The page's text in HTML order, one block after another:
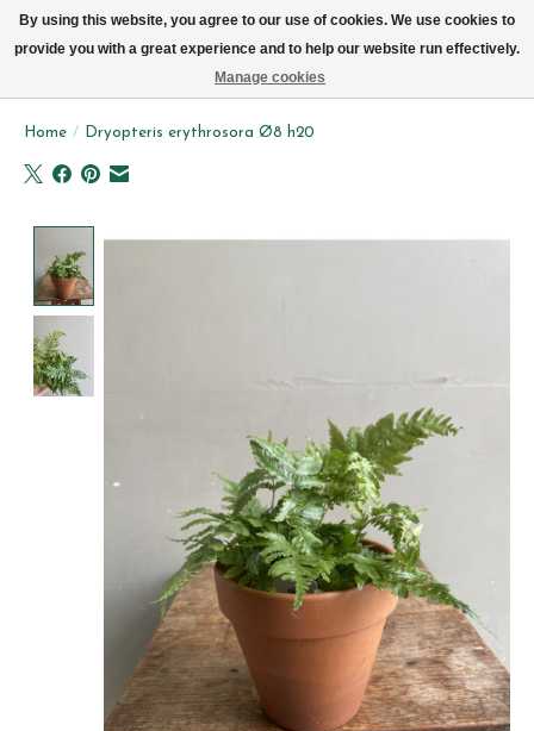
Home / Dryopteris erythrosora Ø8 h20
Product image slideshow Items
By using this website, you agree to our use of cookies. We use cookies to
provide you with a great experience and to help our website run effectively.
Manage cookies